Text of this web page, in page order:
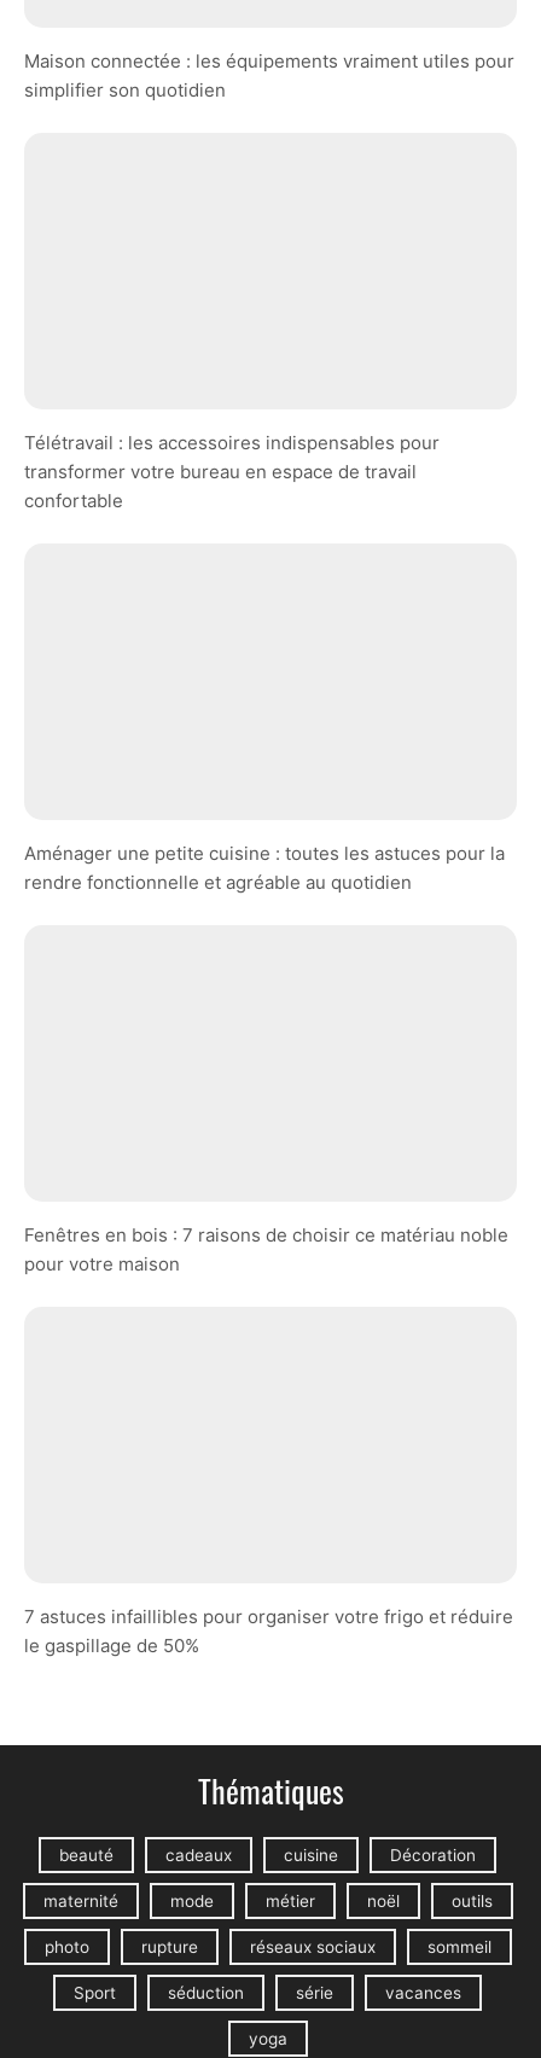
Maison connectée : les équipements vraiment utiles pour
simplifier son quotidien
Télétravail : les accessoires indispensables pour
transformer votre bureau en espace de travail
confortable
Aménager une petite cuisine : toutes les astuces pour la
rendre fonctionnelle et agréable au quotidien
Fenêtres en bois : 7 raisons de choisir ce matériau noble
pour votre maison
7 astuces infaillibles pour organiser votre frigo et réduire
le gaspillage de 50%
Thématiques
beauté cadeaux cuisine Décoration
maternité mode métier noël outils
photo rupture réseaux sociaux sommeil
Sport séduction série vacances
yoga